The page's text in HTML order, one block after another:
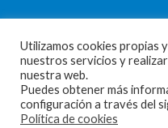
CONTACTO
Parque Empresarial Las
05440 Piedralaves-Ávila
Utilizamos cookies propias
nuestros servicios y
nuestra web.
Puedes obtener más
configuración a través del
Política de cookies